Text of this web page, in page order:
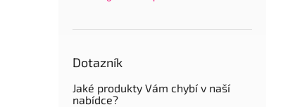
Dotazník
Jaké produkty Vám chybí v naší
nabídce?